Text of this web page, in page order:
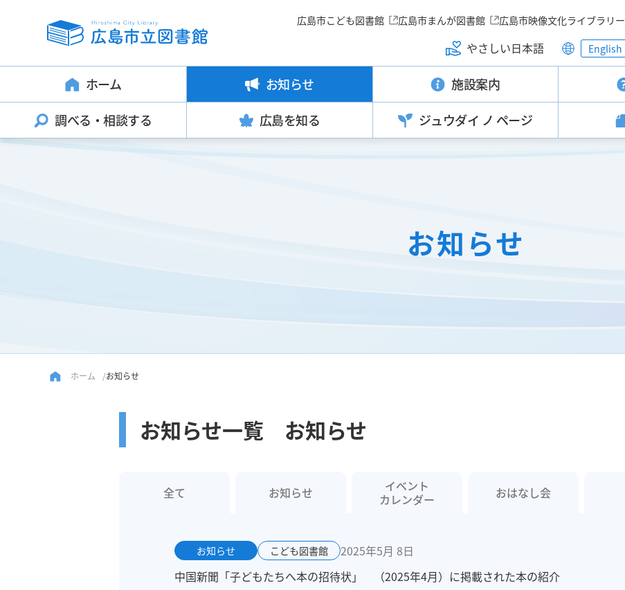
広島市こども図書館 広島市まんが図書館 広島市映像文化ライブラリー
やさしい日本語 English
ホーム お知らせ 施設案内
調べる・相談する 広島を知る ジュウダイ ノ ページ
お知らせ
ホーム お知らせ
お知らせ一覧 お知らせ
全て お知らせ
イベント
カレンダー
おはなし会
お知らせ こども図書館
2025年5月 8日
中国新聞「子どもたちへ本の招待状」 （2025年4月）に掲載された本の紹介